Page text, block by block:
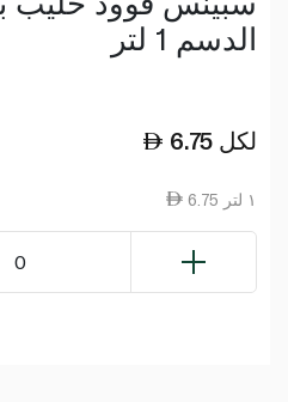
الدسم 1 لتر
6.75 لكل
6.75 ١ لتر
0